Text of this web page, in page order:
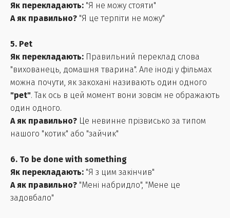
Як перекладають: "Я не можу стояти"
А як правильно? "Я це терпіти не можу"
5. Pet
Як перекладають: Правильний переклад слова
"вихованець, домашня тварина". Але іноді у фільмах
можна почути, як закохані називають один одного
"pet". Так ось в цей момент вони зовсім не ображають
один одного.
А як правильно? Це невинне прізвисько за типом
нашого "котик" або "зайчик"
6. To be done with something
Як перекладають: "Я з цим закінчив"
А як правильно? "Мені набридло", "Мене це
задовбало"